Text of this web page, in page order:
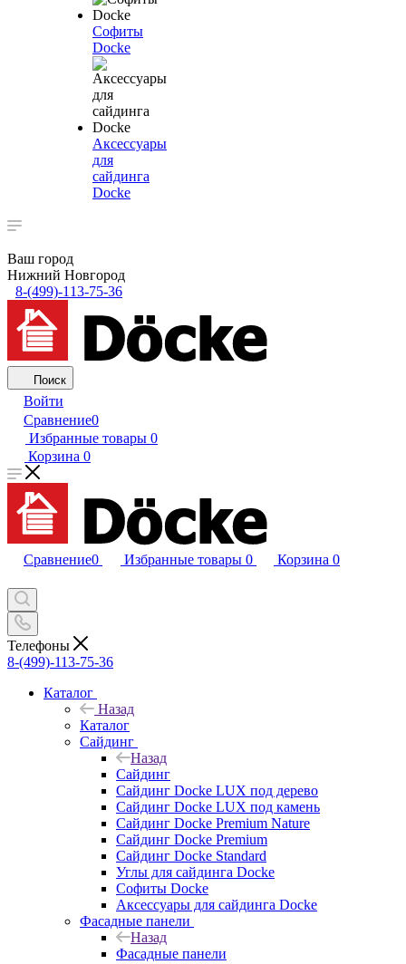
Софиты
Docke
Аксессуары
для
сайдинга
Docke
Ваш город
Нижний Новгород
8-(499)-113-75-36
Поиск
Войти
Сравнение0
Избранные товары 0
Корзина 0
Сравнение0 Избранные товары 0 Корзина 0
Телефоны
8-(499)-113-75-36
Каталог
Назад
Каталог
Сайдинг
Назад
Сайдинг
Сайдинг Docke LUX под дерево
Сайдинг Docke LUX под камень
Сайдинг Docke Premium Nature
Сайдинг Docke Premium
Сайдинг Docke Standard
Углы для сайдинга Docke
Софиты Docke
Аксессуары для сайдинга Docke
Фасадные панели
Назад
Фасадные панели